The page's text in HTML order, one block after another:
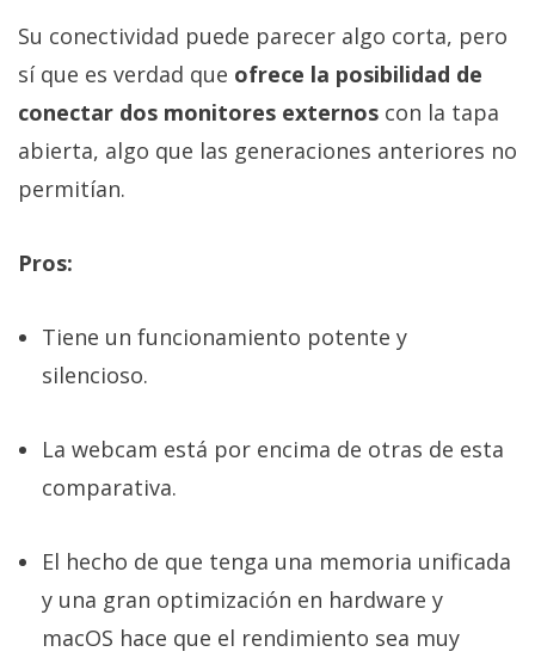
Su conectividad puede parecer algo corta, pero
sí que es verdad que ofrece la posibilidad de
conectar dos monitores externos con la tapa
abierta, algo que las generaciones anteriores no
permitían.
Pros:
Tiene un funcionamiento potente y
silencioso.
La webcam está por encima de otras de esta
comparativa.
El hecho de que tenga una memoria unificada
y una gran optimización en hardware y
macOS hace que el rendimiento sea muy